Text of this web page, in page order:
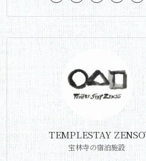
TEMPLESTAY ZENSŌ
宝林寺の宿泊施設